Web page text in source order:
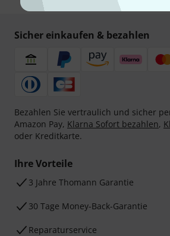
Sicher einkaufen & bezahlen
Bezahlen Sie vertraulich und sicher
Amazon Pay, Klarna Sofort bezahlen,
oder Kreditkarte.
Ihre Vorteile
3 Jahre Thomann Garantie
30 Tage Money-Back-Garantie
Reparaturservice